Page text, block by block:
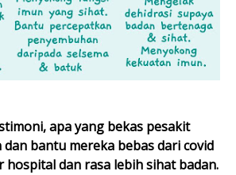
apa yang bekas pesakit
dan bantu mereka bebas dari covid
hospital dan rasa lebih sihat badan.